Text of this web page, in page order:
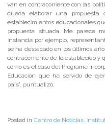
van en contracorriente con las
queda elaborar una propuesta
establecimientos educacionales
propuesta situada. Me parece
instancia por ejemplo,
se ha destacado en los últimos
contracorriente de lo establecido y
como es el caso del Programa
Educación que ha servido de
país”, puntualizó.
Posted in Centro de Noticias,